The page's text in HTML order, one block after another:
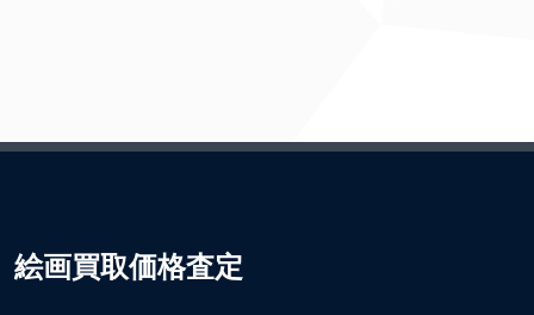
絵画買取価格査定